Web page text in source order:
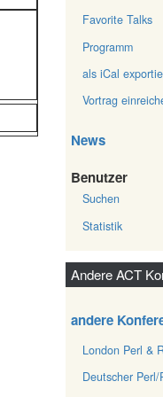
Favorite Talks
Programm
als iCal
Vortrag
News
Benutzer
Suchen
Statistik
Andere ACT
andere
London Perl &
Deutscher